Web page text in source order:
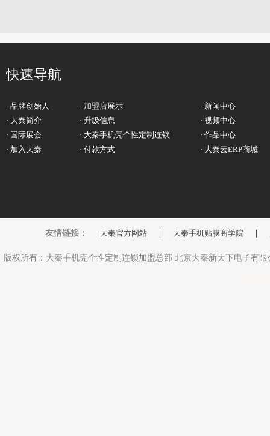
快速导航
· 品牌创始人
· 大秦简介
· 国际展会
· 加入大秦
· 加盟店展示
· 升级信息
· 大秦手机壳个性定制连锁
· 付款方式
· 新闻中心
· 视频中心
· 作品中心
· 大秦云ERP商城
友情链接： 大秦官方网站 大秦手机贴膜商学院
版权所有：大秦手机壳个性定制连锁加盟总部 北京大秦新天下电子有